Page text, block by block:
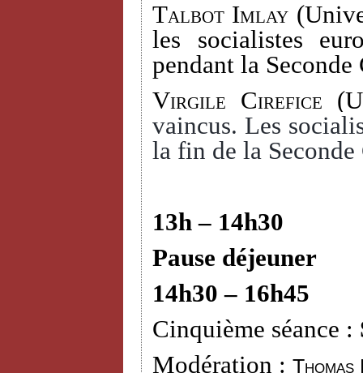
Talbot Imlay
les socialistes
pendant la
Virgile Cirefice
vaincus. Les
la fin de la
13h – 14h30
Pause déjeuner
14h30 – 16h45
Cinquième séance :
Modération :